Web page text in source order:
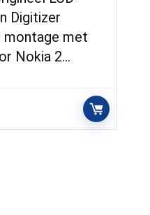
Digitizer
montage met
Nokia 2…